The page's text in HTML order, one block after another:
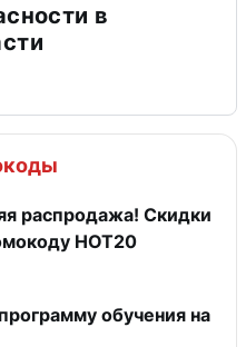
в
распродажа! Скидки
HOT20
обучения на